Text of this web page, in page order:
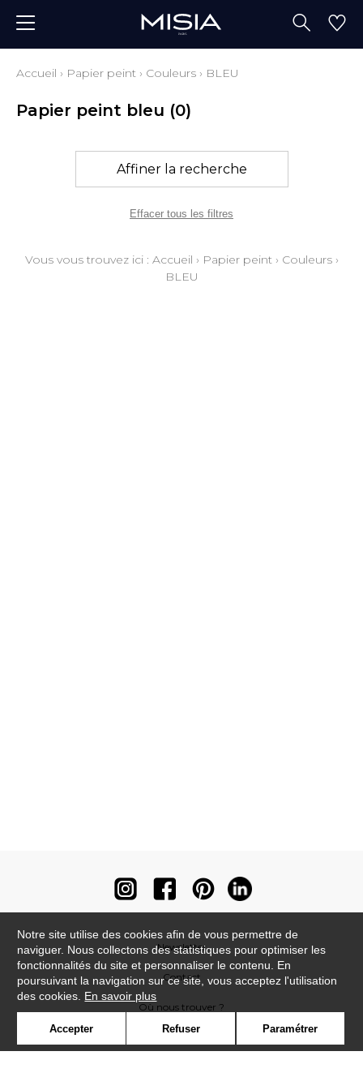
Accueil › Papier peint › Couleurs › BLEU
Papier peint bleu (0)
Affiner la recherche
Effacer tous les filtres
Vous vous trouvez ici : Accueil › Papier peint› Couleurs›
BLEU
Newsletter
Contact
Où nous trouver ?
Notre site utilise des cookies afin de vous permettre de
naviguer. Nous collectons des statistiques pour optimiser les
fonctionnalités du site et personnaliser le contenu. En
poursuivant la navigation sur ce site, vous acceptez l'utilisation
des cookies. En savoir plus
Accepter Refuser Paramétrer